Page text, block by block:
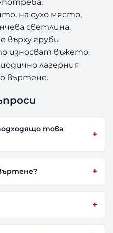
на сухо място,
светлина.
върху груби
износват въжето.
лагерния
въртене.
това